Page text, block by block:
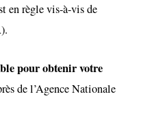
en règle vis-à-vis de
.
pour obtenir votre
de l’Agence Nationale